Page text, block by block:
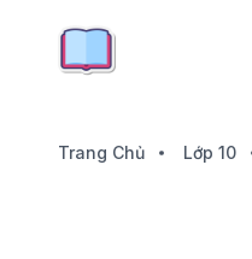
Trang Chủ Lớp 10